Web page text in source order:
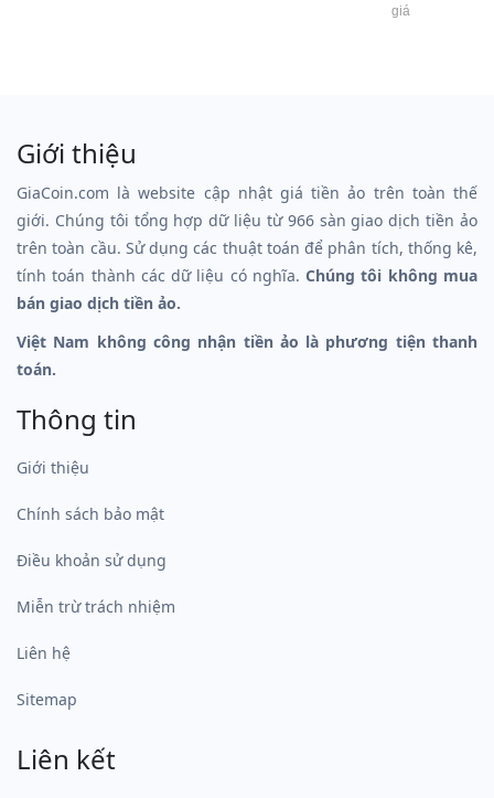
giá
Giới thiệu
GiaCoin.com là website cập nhật giá tiền ảo trên toàn thế
giới. Chúng tôi tổng hợp dữ liệu từ 966 sàn giao dịch tiền ảo
trên toàn cầu. Sử dụng các thuật toán để phân tích, thống kê,
tính toán thành các dữ liệu có nghĩa.Chúng tôi không mua
bán giao dịch tiền ảo.
Việt Nam không công nhận tiền ảo là phương tiện thanh
toán.
Thông tin
Giới thiệu
Chính sách bảo mật
Điều khoản sử dụng
Miễn trừ trách nhiệm
Liên hệ
Sitemap
Liên kết